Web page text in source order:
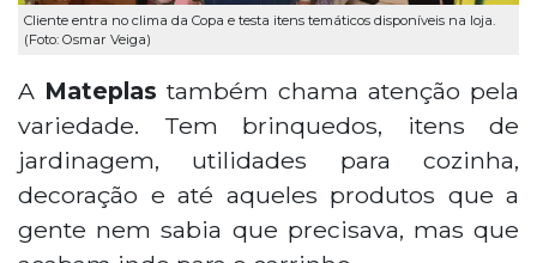
Cliente entra no clima da Copa e testa itens temáticos disponíveis na loja.
(Foto: Osmar Veiga)
A Mateplastambém chama atenção pela
variedade. Tem brinquedos, itens de
jardinagem, utilidades para cozinha,
decoração e até aqueles produtos que a
gente nem sabia que precisava, mas que